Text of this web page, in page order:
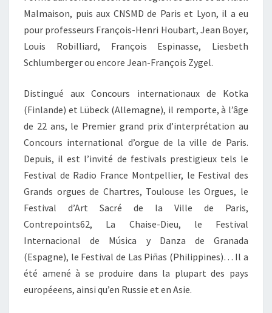
Malmaison, puis aux CNSMD de Paris et Lyon, il a eu
pour professeurs François-Henri Houbart, Jean Boyer,
Louis Robilliard, François Espinasse, Liesbeth
Schlumberger ou encore Jean-François Zygel.
Distingué aux Concours internationaux de Kotka
(Finlande) et Lübeck (Allemagne), il remporte, à l’âge
de 22 ans, le Premier grand prix d’interprétation au
Concours international d’orgue de la ville de Paris.
Depuis, il est l’invité de festivals prestigieux tels le
Festival de Radio France Montpellier, le Festival des
Grands orgues de Chartres, Toulouse les Orgues, le
Festival d’Art Sacré de la Ville de Paris,
Contrepoints62, La Chaise-Dieu, le Festival
Internacional de Música y Danza de Granada
(Espagne), le Festival de Las Piñas (Philippines)… Il a
été amené à se produire dans la plupart des pays
européeens, ainsi qu’en Russie et en Asie.